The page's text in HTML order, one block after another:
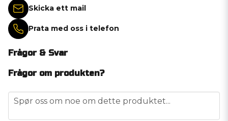
Skicka ett mail
Prata med oss i telefon
Frågor & Svar
Frågor om produkten?
question
Spør oss om noe om dette produktet...